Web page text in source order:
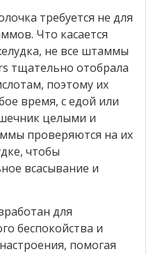
требуется не для
Что касается
не все штаммы
тщательно отобрала
поэтому их
время, с едой или
целыми и
проверяются на их
чтобы
всасывание и
для
беспокойства и
помогая